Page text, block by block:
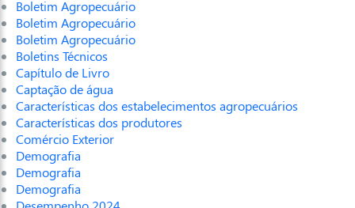
Boletim Agropecuário
Boletim Agropecuário
Boletim Agropecuário
Boletins Técnicos
Capítulo de Livro
Captação de água
Características dos estabelecimentos agropecuários
Características dos produtores
Comércio Exterior
Demografia
Demografia
Demografia